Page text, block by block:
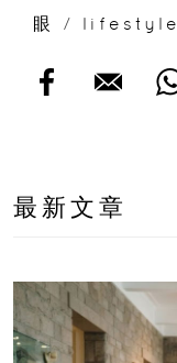
眼
/ lifestyle
最新文章